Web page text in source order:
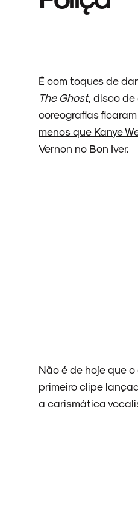
ESPECIAIS
É com toques de
The Ghost, disco de
coreografias
menos que Kanye
Vernon no Bon Iver.
Não é de hoje que
primeiro clipe
a carismática